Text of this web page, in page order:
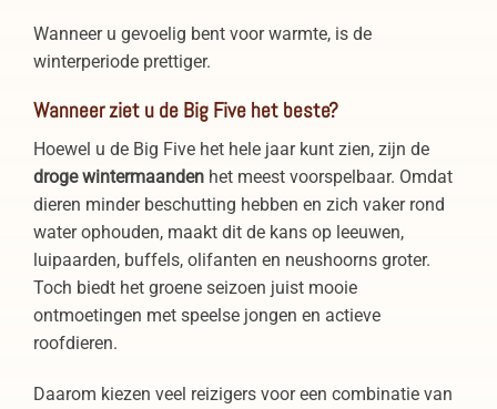
Wanneer u gevoelig bent voor warmte, is de
winterperiode prettiger.
Wanneer ziet u de Big Five het beste?
Hoewel u de Big Five het hele jaar kunt zien, zijn de
droge wintermaanden het meest voorspelbaar. Omdat
dieren minder beschutting hebben en zich vaker rond
water ophouden, maakt dit de kans op leeuwen,
luipaarden, buffels, olifanten en neushoorns groter.
Toch biedt het groene seizoen juist mooie
ontmoetingen met speelse jongen en actieve
roofdieren.
Daarom kiezen veel reizigers voor een combinatie van